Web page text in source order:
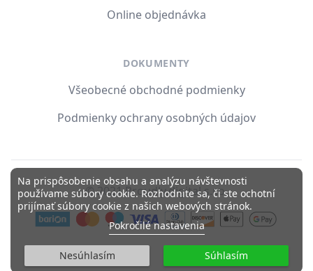
Na prispôsobenie obsahu a analýzu návštevnosti
používame súbory cookie. Rozhodnite sa, či ste ochotní
prijímať súbory cookie z našich webových stránok.
Pokročilé nastavenia
Nesúhlasím Súhlasím
Online objednávka
DOKUMENTY
Všeobecné obchodné podmienky
Podmienky ochrany osobných údajov
© 2021 Proudly.digital s.r.o.